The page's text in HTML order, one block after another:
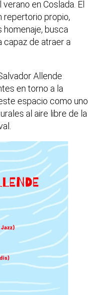
en Coslada. El
repertorio propio,
busca
capaz de atraer a
Allende
en torno a la
espacio como uno
al aire libre de la